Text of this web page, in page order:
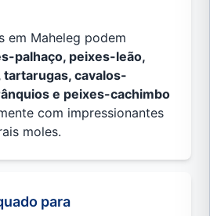
em Maheleg podem
palhaço, peixes-leão,
tartarugas, cavalos-
e peixes-cachimbo
com impressionantes
moles.
para